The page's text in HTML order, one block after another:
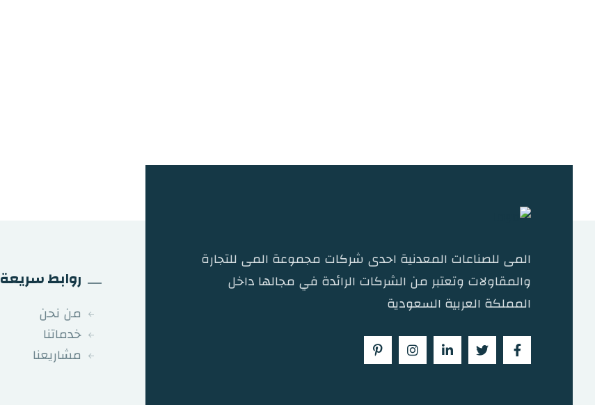
المى للصناعات المعدنية احدى شركات مجموعة المى للتجارة
والمقاولات وتعتبر من الشركات الرائدة في مجالها داخل
المملكة العربية السعودية
روابط سريعة
من نحن
خدماتنا
مشاريعنا